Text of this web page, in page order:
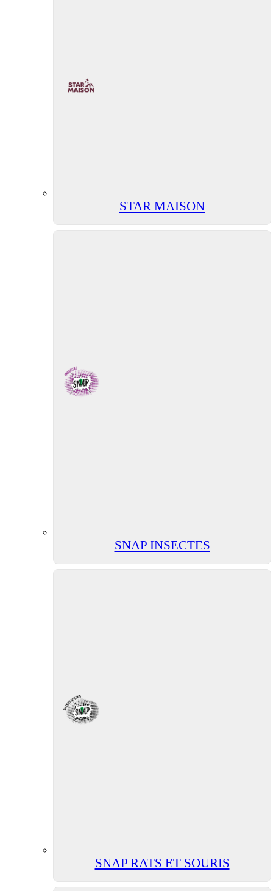
STAR MAISON
SNAP INSECTES
SNAP RATS ET SOURIS